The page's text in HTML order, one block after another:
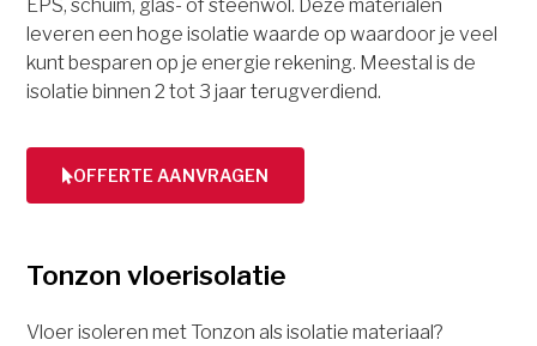
EPS, schuim, glas- of steenwol. Deze materialen
leveren een hoge isolatie waarde op waardoor je veel
kunt besparen op je energie rekening. Meestal is de
isolatie binnen 2 tot 3 jaar terugverdiend.
OFFERTE AANVRAGEN
Tonzon vloerisolatie
Vloer isoleren met Tonzon als isolatie materiaal?